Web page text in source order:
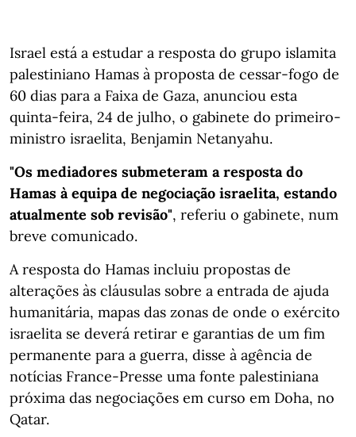
Israel está a estudar a resposta do grupo islamita
palestiniano Hamas à proposta de cessar-fogo de
60 dias para a Faixa de Gaza, anunciou esta
quinta-feira, 24 de julho, o gabinete do primeiro-
ministro israelita, Benjamin Netanyahu.
"Os mediadores submeteram a resposta do
Hamas à equipa de negociação israelita, estando
atualmente sob revisão", referiu o gabinete, num
breve comunicado.
A resposta do Hamas incluiu propostas de
alterações às cláusulas sobre a entrada de ajuda
humanitária, mapas das zonas de onde o exército
israelita se deverá retirar e garantias de um fim
permanente para a guerra, disse à agência de
notícias France-Presse uma fonte palestiniana
próxima das negociações em curso em Doha, no
Qatar.